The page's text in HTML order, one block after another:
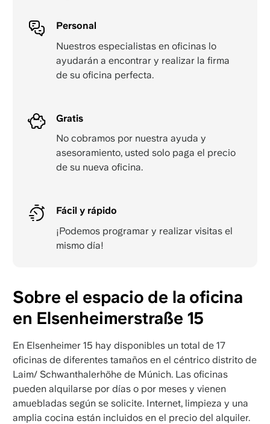
Personal
Nuestros especialistas en oficinas lo
ayudarán a encontrar y realizar la firma
de su oficina perfecta.
Gratis
No cobramos por nuestra ayuda y
asesoramiento, usted solo paga el precio
de su nueva oficina.
Fácil y rápido
¡Podemos programar y realizar visitas el
mismo día!
Sobre el espacio de la oficina
en Elsenheimerstraße 15
En Elsenheimer 15 hay disponibles un total de 17
oficinas de diferentes tamaños en el céntrico distrito de
Laim/ Schwanthalerhöhe de Múnich. Las oficinas
pueden alquilarse por días o por meses y vienen
amuebladas según se solicite. Internet, limpieza y una
amplia cocina están incluidos en el precio del alquiler.